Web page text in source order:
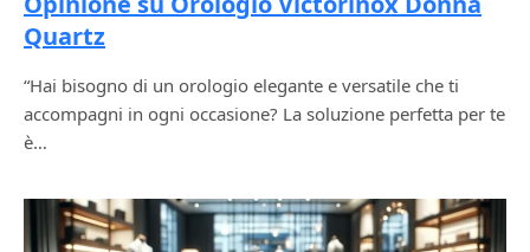
Quartz
“Hai bisogno di un orologio elegante e versatile che ti
accompagni in ogni occasione? La soluzione perfetta per te
è…